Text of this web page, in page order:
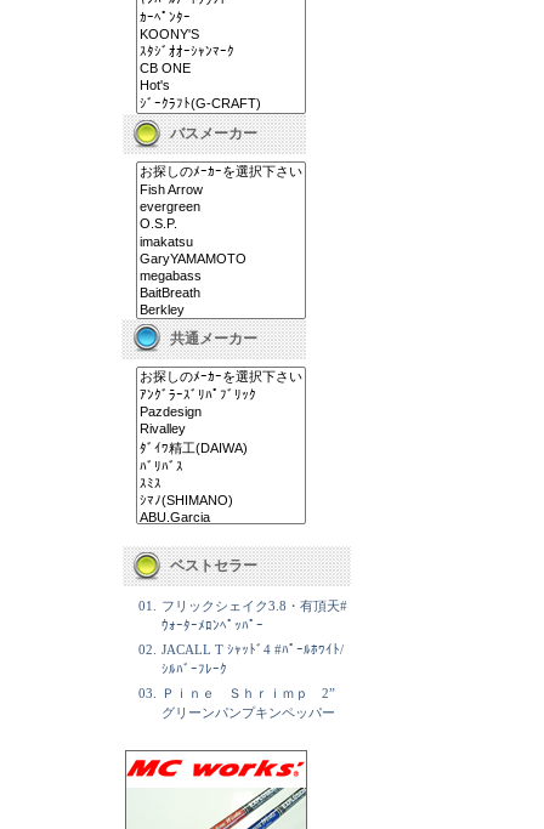
バスメーカー
共通メーカー
ベストセラー
01.
フリックシェイク3.8・有頂天#
ｳｫｰﾀｰﾒﾛﾝﾍﾟｯﾊﾟｰ
02.
JACALL T ｼｬｯﾄﾞ4 #ﾊﾟｰﾙﾎﾜｲﾄ/
ｼﾙﾊﾞｰﾌﾚｰｸ
03.
Ｐｉｎｅ Ｓｈｒｉｍｐ 2”
グリーンパンプキンペッパー